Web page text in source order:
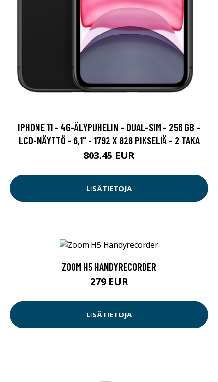
IPHONE 11 - 4G-ÄLYPUHELIN - DUAL-SIM - 256 GB -
LCD-NÄYTTÖ - 6,1" - 1792 X 828 PIKSELIÄ - 2 TAKA
803.45 EUR
LISÄTIETOJA
ZOOM H5 HANDYRECORDER
279 EUR
LISÄTIETOJA